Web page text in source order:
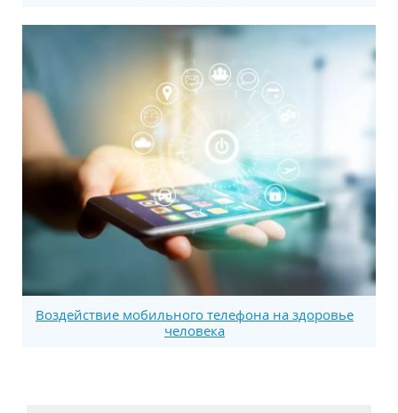
Воздействие мобильного телефона на здоровье
человека